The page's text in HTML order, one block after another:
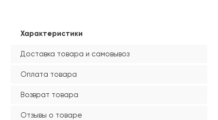
Характеристики
Доставка товара и самовывоз
Оплата товара
Возврат товара
Отзывы о товаре